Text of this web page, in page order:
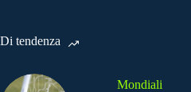
Di tendenza
Mondiali